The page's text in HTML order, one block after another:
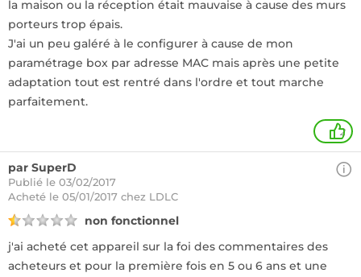
la maison ou la réception était mauvaise à cause des murs
porteurs trop épais.
J'ai un peu galéré à le configurer à cause de mon
paramétrage box par adresse MAC mais après une petite
adaptation tout est rentré dans l'ordre et tout marche
parfaitement.
2
par SuperD
Publié le 03/02/2017
Acheté le 05/01/2017 chez LDLC
non fonctionnel
j'ai acheté cet appareil sur la foi des commentaires des
acheteurs et pour la première fois en 5 ou 6 ans et une